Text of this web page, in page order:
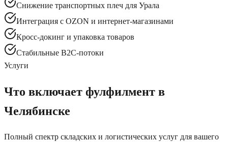
Снижение транспортных плеч для Урала
Интеграция с OZON и интернет-магазинами
Кросс-докинг и упаковка товаров
Стабильные B2C-потоки
Услуги
Что включает фулфилмент в
Челябинске
Полный спектр складских и логистических услуг для вашего